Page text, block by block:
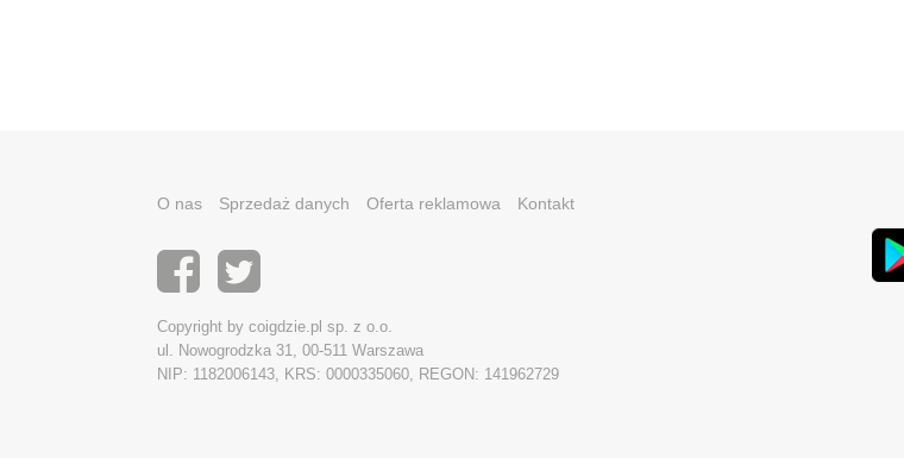
O nas Sprzedaż danych Oferta reklamowa Kontakt
Copyright by coigdzie.pl sp. z o.o.
ul. Nowogrodzka 31, 00-511 Warszawa
NIP: 1182006143, KRS: 0000335060, REGON: 141962729